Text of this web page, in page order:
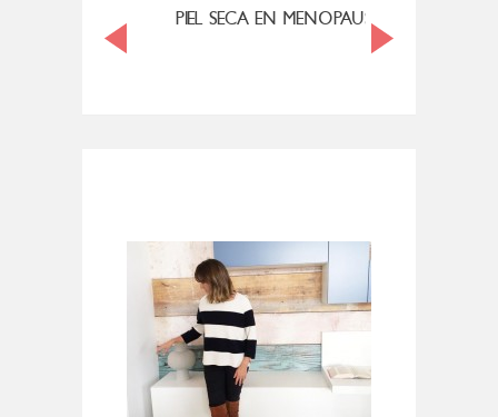
PIEL SECA EN MENOPAUSIA